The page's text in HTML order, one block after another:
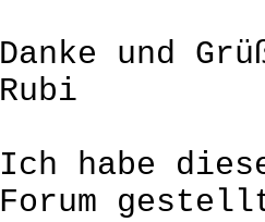
Danke und
Rubi
Ich habe
Forum